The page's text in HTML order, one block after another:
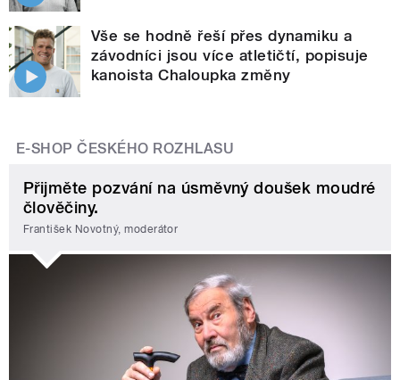
Vše se hodně řeší přes dynamiku a
závodníci jsou více atletičtí, popisuje
kanoista Chaloupka změny
E-SHOP ČESKÉHO ROZHLASU
Přijměte pozvání na úsměvný doušek moudré
člověčiny.
František Novotný, moderátor